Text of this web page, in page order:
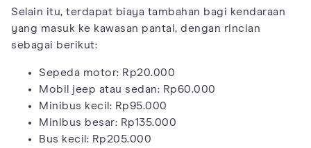
Selain itu, terdapat biaya tambahan bagi kendaraan
yang masuk ke kawasan pantai, dengan rincian
sebagai berikut:
Sepeda motor: Rp20.000
Mobil jeep atau sedan: Rp60.000
Minibus kecil: Rp95.000
Minibus besar: Rp135.000
Bus kecil: Rp205.000